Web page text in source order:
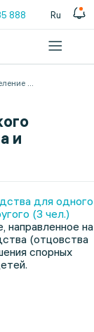
888 Ru
...
и
для одного
(3 чел.)
направленное на
(отцовства
спорных